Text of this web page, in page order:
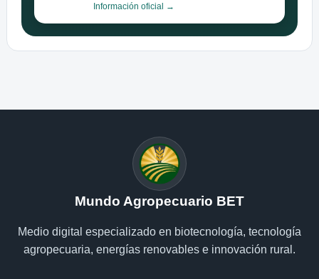
Información oficial →
Mundo Agropecuario BET
Medio digital especializado en biotecnología, tecnología
agropecuaria, energías renovables e innovación rural.